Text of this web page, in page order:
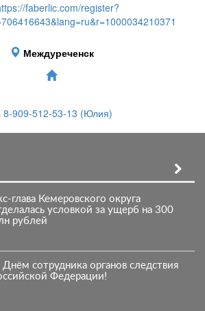
faberlic.com/register?
Междуреченск
8-909-512-53-13 (Юлия)
глава Кемеровского округа
условкой за ущерб на 300
рублей
Днём сотрудника органов следствия
Федерации!️